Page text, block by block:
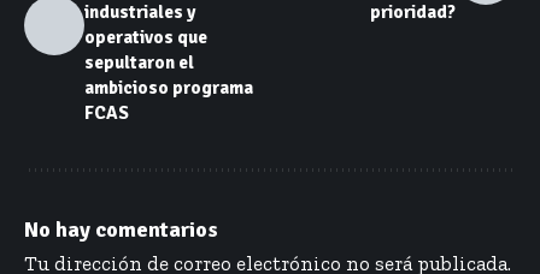
industriales y
operativos que
sepultaron el
ambicioso programa
FCAS
prioridad?
No hay comentarios
Tu dirección de correo electrónico no será publicada.